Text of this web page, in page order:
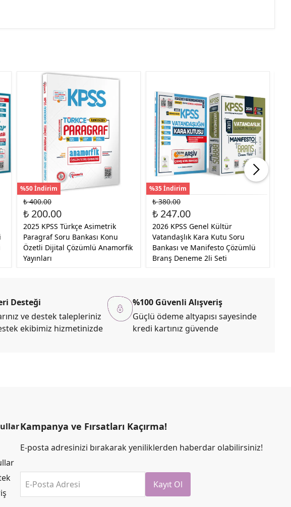
%50 İndirim
₺ 400.00
₺ 200.00
2025 KPSS Türkçe Asimetrik
Paragraf Soru Bankası Konu
Özetli Dijital Çözümlü Anamorfik
Yayınları
%35 İndirim
₺ 380.00
₺ 247.00
2026 KPSS Genel Kültür
Vatandaşlık Kara Kutu Soru
Bankası ve Manifesto Çözümlü
Branş Deneme 2li Seti
Desteği
ve destek talepleriniz
ekibimiz hizmetinizde
%100 Güvenli Alışveriş
Güçlü ödeme altyapısı sayesinde
kredi kartınız güvende
Kampanya ve Fırsatları Kaçırma!
E-posta adresinizi bırakarak yeniliklerden haberdar olabilirsiniz!
E-Posta Adresi Kayıt Ol